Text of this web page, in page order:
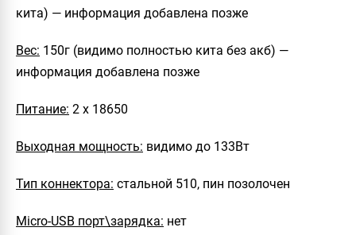
кита) — информация добавлена позже
Вес: 150г (видимо полностью кита без акб) —
информация добавлена позже
Питание: 2 х 18650
Выходная мощность: видимо до 133Вт
Тип коннектора: стальной 510, пин позолочен
Micro-USB порт\зарядка: нет